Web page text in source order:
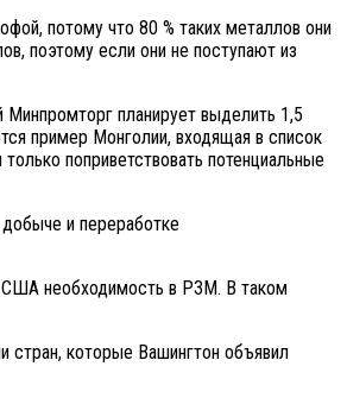
потому что 80 % таких металлов они
поэтому если они не поступают из
планирует выделить 1,5
пример Монголии, входящая в список
поприветствовать потенциальные
и переработке
США необходимость в РЗМ. В таком
стран, которые Вашингтон объявил